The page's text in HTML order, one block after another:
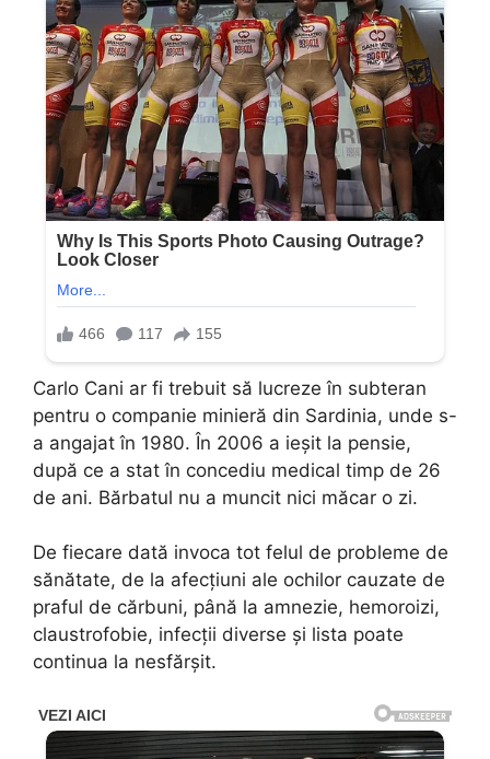
Carlo Cani ar fi trebuit să lucreze în subteran
pentru o companie minieră din Sardinia, unde s-
a angajat în 1980. În 2006 a ieșit la pensie,
după ce a stat în concediu medical timp de 26
de ani. Bărbatul nu a muncit nici măcar o zi.
De fiecare dată invoca tot felul de probleme de
sănătate, de la afecțiuni ale ochilor cauzate de
praful de cărbuni, până la amnezie, hemoroizi,
claustrofobie, infecții diverse și lista poate
continua la nesfărșit.